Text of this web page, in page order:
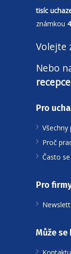
tisíc
známkou
Volejte
Nebo
Pro
Proč
Často
Pro
Může